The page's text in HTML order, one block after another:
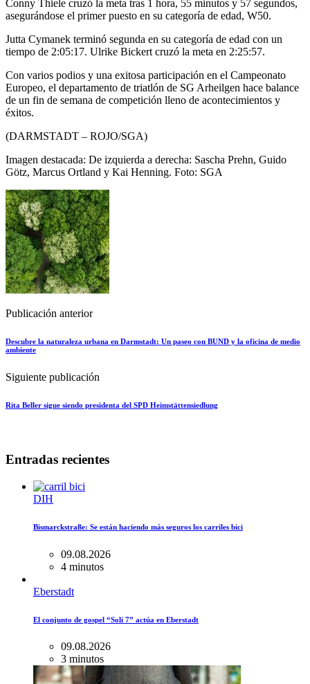
Conny Thiele cruzó la meta tras 1 hora, 55 minutos y 57 segundos,
asegurándose el primer puesto en su categoría de edad, W50.
Jutta Cymanek terminó segunda en su categoría de edad con un
tiempo de 2:05:17. Ulrike Bickert cruzó la meta en 2:25:57.
Con varios podios y una exitosa participación en el Campeonato
Europeo, el departamento de triatlón de SG Arheilgen hace balance
de un fin de semana de competición lleno de acontecimientos y
éxitos.
(DARMSTADT – ROJO/SGA)
Imagen destacada: De izquierda a derecha: Sascha Prehn, Guido
Götz, Marcus Ortland y Kai Henning. Foto: SGA
Publicación anterior
Descubre la naturaleza urbana en Darmstadt: Un paseo con BUND y la oficina de medio
ambiente
Siguiente publicación
Rita Beller sigue siendo presidenta del SPD Heimstättensiedlung
Entradas recientes
DIH
Bismarckstraße: Se están haciendo más seguros los carriles bici
09.08.2026
4 minutos
Eberstadt
El conjunto de gospel “Soli 7” actúa en Eberstadt
09.08.2026
3 minutos